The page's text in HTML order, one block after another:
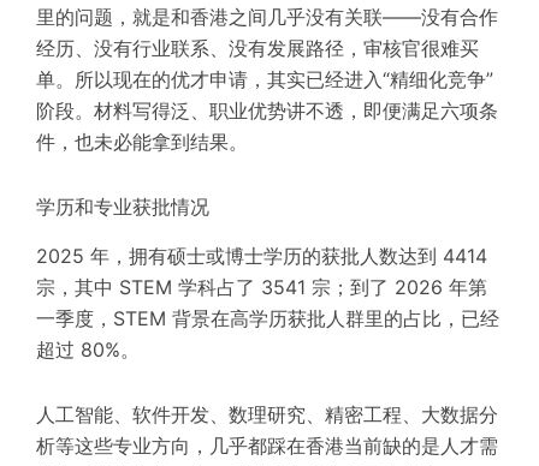
里的问题，就是和香港之间几乎没有关联——没有合作
经历、没有行业联系、没有发展路径 ， 审核官很难买
单。所以现在的优才申请，其实已经进入“精细化竞争”
阶段。材料写得泛、职业优势讲不透，即便满足六项条
件，也未必能拿到结果。
学历和专业获批情况
2025 年，拥有硕士或博士学历的获批人数达到 4414
宗，其中 STEM 学科占了 3541 宗；到了 2026 年第
一季度，STEM 背景在高学历获批人群里的占比，已经
超过 80%。
人工智能、软件开发、数理研究、 精密工程、大数据分
析等这些专业方向，几乎都踩在香港当前缺的是人才需